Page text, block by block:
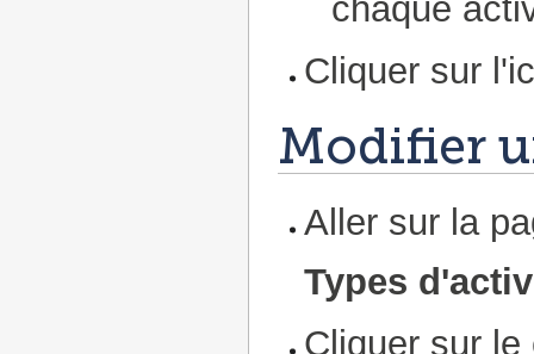
chaque
Cliquer sur
Modifier
Aller sur la
Types
Cliquer sur